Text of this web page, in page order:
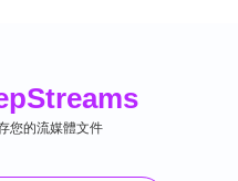
Streams
您的流媒體文件